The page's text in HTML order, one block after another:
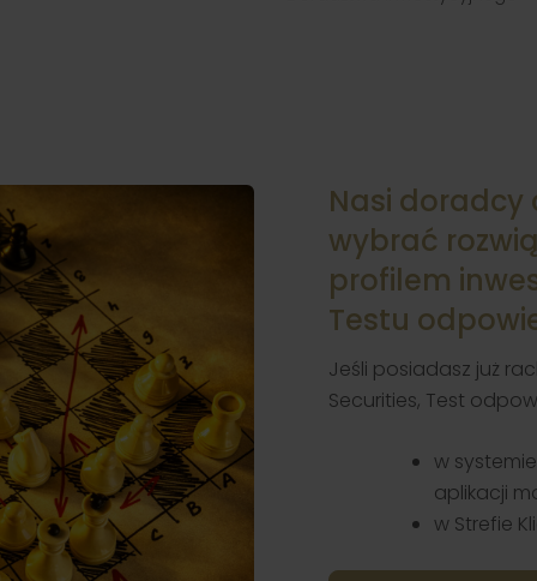
Nasi doradcy
wybrać
profilem
Testu
Jeśli posiadasz już
Securities, Test
w
aplikacji
w Strefie